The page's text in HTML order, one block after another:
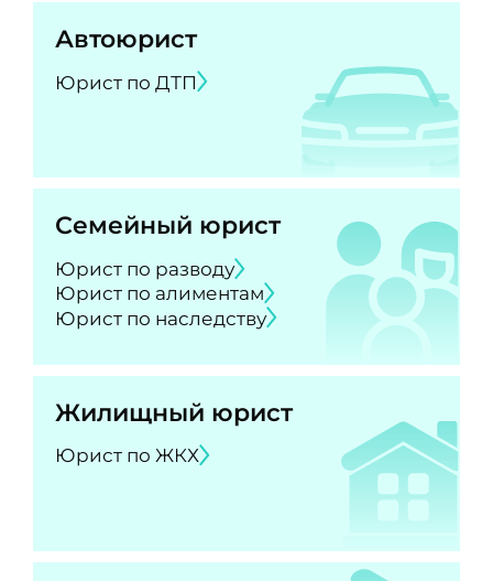
Автоюрист
Юрист по ДТП
Семейный юрист
Юрист по разводу
Юрист по алиментам
Юрист по наследству
Жилищный юрист
Юрист по ЖКХ